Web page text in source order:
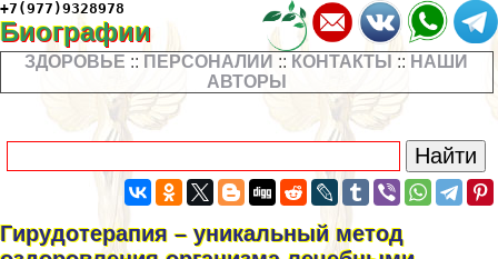
+7(977)9328978
Биографии
ЗДОРОВЬЕ :: ПЕРСОНАЛИИ :: КОНТАКТЫ :: НАШИ
АВТОРЫ
Гирудотерапия – уникальный метод